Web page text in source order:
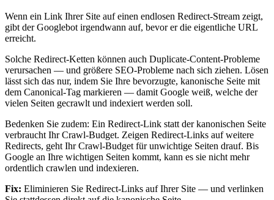
Wenn ein Link Ihrer Site auf einen endlosen Redirect-Stream zeigt,
gibt der Googlebot irgendwann auf, bevor er die eigentliche URL
erreicht.
Solche Redirect-Ketten können auch Duplicate-Content-Probleme
verursachen — und größere SEO-Probleme nach sich ziehen. Lösen
lässt sich das nur, indem Sie Ihre bevorzugte, kanonische Seite mit
dem Canonical-Tag markieren — damit Google weiß, welche der
vielen Seiten gecrawlt und indexiert werden soll.
Bedenken Sie zudem: Ein Redirect-Link statt der kanonischen Seite
verbraucht Ihr Crawl-Budget. Zeigen Redirect-Links auf weitere
Redirects, geht Ihr Crawl-Budget für unwichtige Seiten drauf. Bis
Google an Ihre wichtigen Seiten kommt, kann es sie nicht mehr
ordentlich crawlen und indexieren.
Fix: Eliminieren Sie Redirect-Links auf Ihrer Site — und verlinken